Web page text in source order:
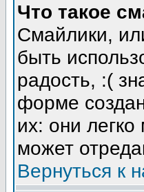
Что такое
Смайлики,
быть
радость, :(
форме
их: они
может
Вернуться к